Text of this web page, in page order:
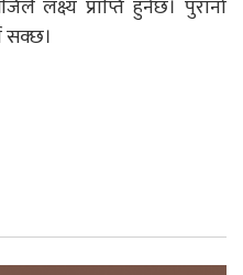
लक्ष्य प्राप्ति हुनेछ। पुरानो
सक्छ।